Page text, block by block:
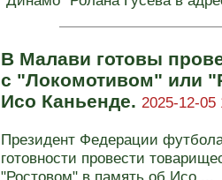
В Малави готовы
с "Локомотивом" или
Исо Каньенде. 2025-12-05
Президент Федерации
готовности провести
"Ростовом" в память об Исо ...